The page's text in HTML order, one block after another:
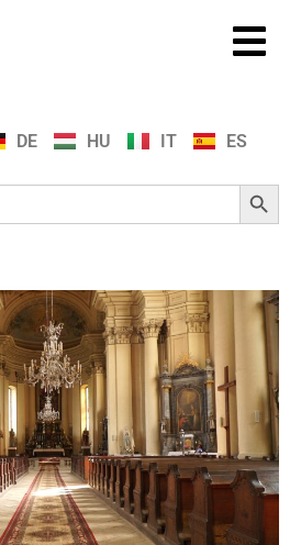
DE HU IT ES
Search Button